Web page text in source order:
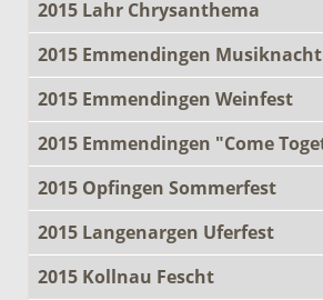
2015 Lahr Chrysanthema
2015 Emmendingen Musiknacht
2015 Emmendingen Weinfest
2015 Emmendingen "Come
2015 Opfingen Sommerfest
2015 Langenargen Uferfest
2015 Kollnau Fescht